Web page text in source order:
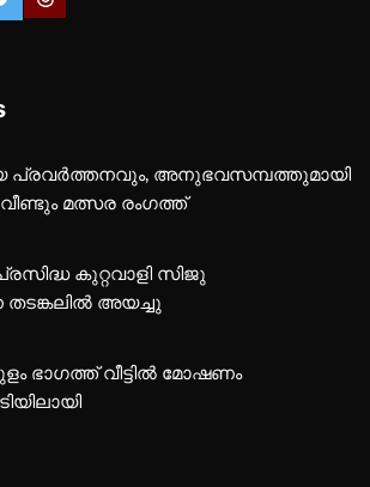
പ്രവർത്തനവും, അനുഭവസമ്പത്തുമായി
മത്സര രംഗത്ത്
കുറ്റവാളി സിജു
അയച്ചു
ഭാഗത്ത് വീട്ടിൽ മോഷണം